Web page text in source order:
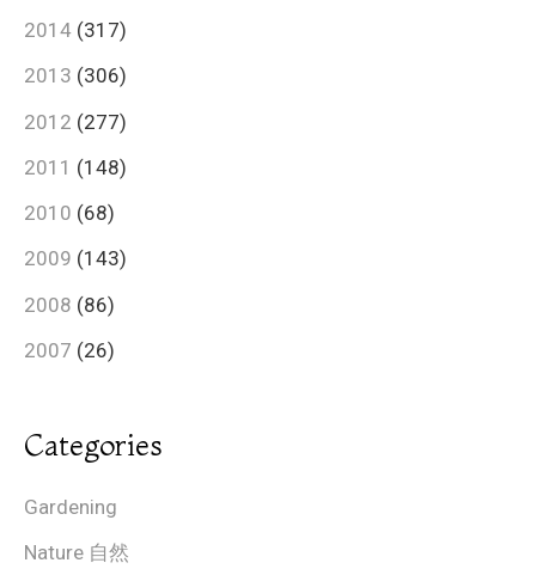
2014 (317)
2013 (306)
2012 (277)
2011 (148)
2010 (68)
2009 (143)
2008 (86)
2007 (26)
Categories
Gardening
Nature 自然